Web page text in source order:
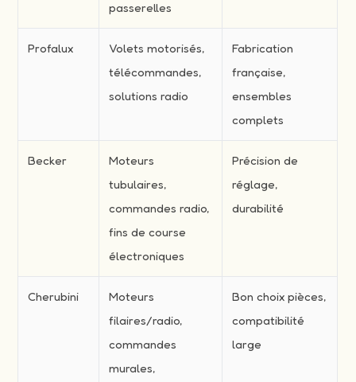
passerelles
Profalux
Volets motorisés,
télécommandes,
solutions radio
Fabrication
française,
ensembles
complets
Becker
Moteurs
tubulaires,
commandes radio,
fins de course
électroniques
Précision de
réglage,
durabilité
Cherubini
Moteurs
filaires/radio,
commandes
murales,
Bon choix pièces,
compatibilité
large